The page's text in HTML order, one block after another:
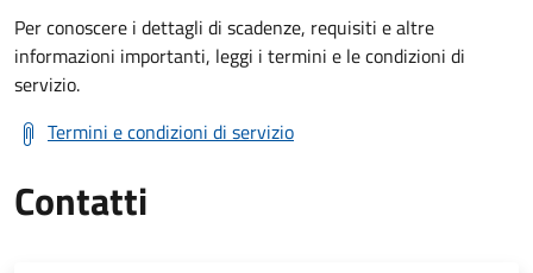
Per conoscere i dettagli di scadenze, requisiti e altre
informazioni importanti, leggi i termini e le condizioni di
servizio.
Termini e condizioni di servizio
Contatti